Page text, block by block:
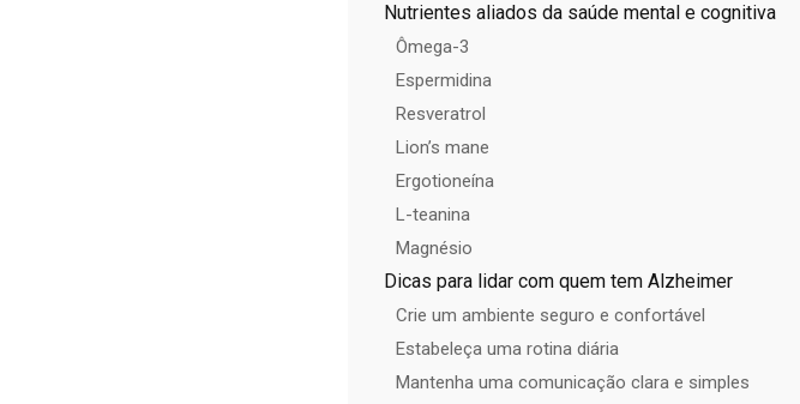
Nutrientes aliados da saúde mental e cognitiva
Ômega-3
Espermidina
Resveratrol
Lion’s mane
Ergotioneína
L-teanina
Magnésio
Dicas para lidar com quem tem Alzheimer
Crie um ambiente seguro e confortável
Estabeleça uma rotina diária
Mantenha uma comunicação clara e simples